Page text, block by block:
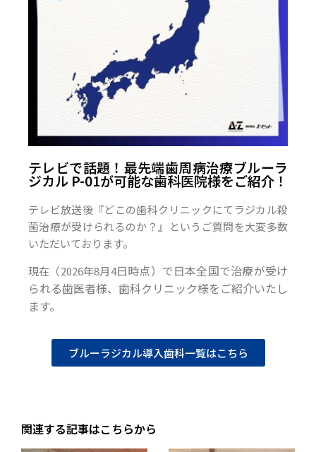
テレビで話題！最先端歯周病治療ブルーラ
ジカル P-01が可能な歯科医院様をご紹介！
テレビ放送後『どこの歯科クリニックにてラジカル殺
菌治療が受けられるのか？』というご質問を大変多数
いただいております。
現在（2026年8月4日時点）で日本全国で治療が受け
られる歯医者様、歯科クリニック様をご紹介いたし
ます。
ブルーラジカル導入歯科一覧はこちら
関連する記事はこちらから